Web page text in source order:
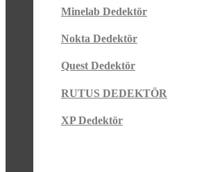
Minelab Dedektör
Nokta Dedektör
Quest Dedektör
RUTUS DEDEKTÖR
XP Dedektör